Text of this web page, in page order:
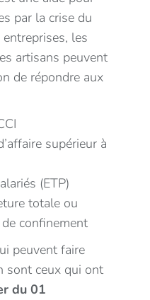
par la crise du
les
artisans peuvent
de répondre aux
supérieur à
(ETP)
totale ou
confinement
peuvent faire
sont ceux qui ont
du 01